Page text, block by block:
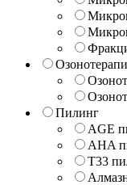
Пилинг
AGE
AHA
T33